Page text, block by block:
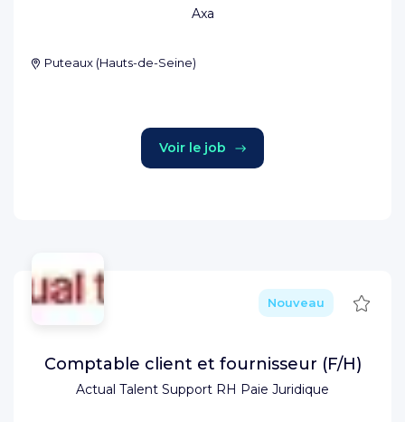
Axa
Puteaux (Hauts-de-Seine)
Voir le job
Actual Talent Support RH Paie Juridique
Nouveau
Comptable client et fournisseur (F/H)